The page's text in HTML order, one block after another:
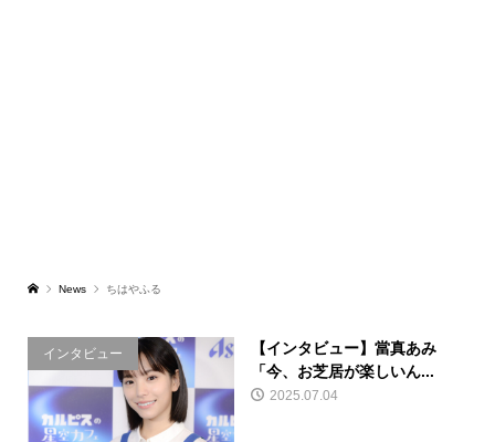
News ちはやふる
インタビュー
【インタビュー】當真あみ
「今、お芝居が楽しいん...
2025.07.04